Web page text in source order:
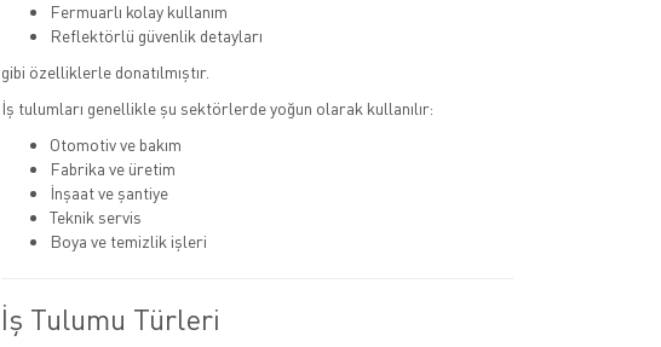
Fermuarlı kolay kullanım
Reflektörlü güvenlik detayları
gibi özelliklerle donatılmıştır.
İş tulumları genellikle şu sektörlerde yoğun olarak kullanılır:
Otomotiv ve bakım
Fabrika ve üretim
İnşaat ve şantiye
Teknik servis
Boya ve temizlik işleri
İş Tulumu Türleri